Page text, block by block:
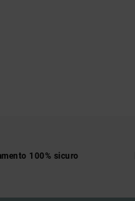
100% sicuro